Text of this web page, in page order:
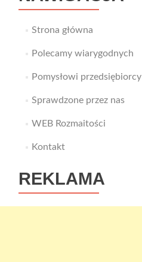
Strona główna
Polecamy wiarygodnych
Pomysłowi przedsiębiorcy
Sprawdzone przez nas
WEB Rozmaitości
Kontakt
REKLAMA